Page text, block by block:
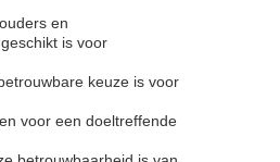
en
is voor
keuze is voor
voor een doeltreffende